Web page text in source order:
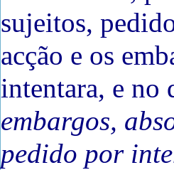
sujeitos,
acção e os
intentara, e no
embargos,
pedido por